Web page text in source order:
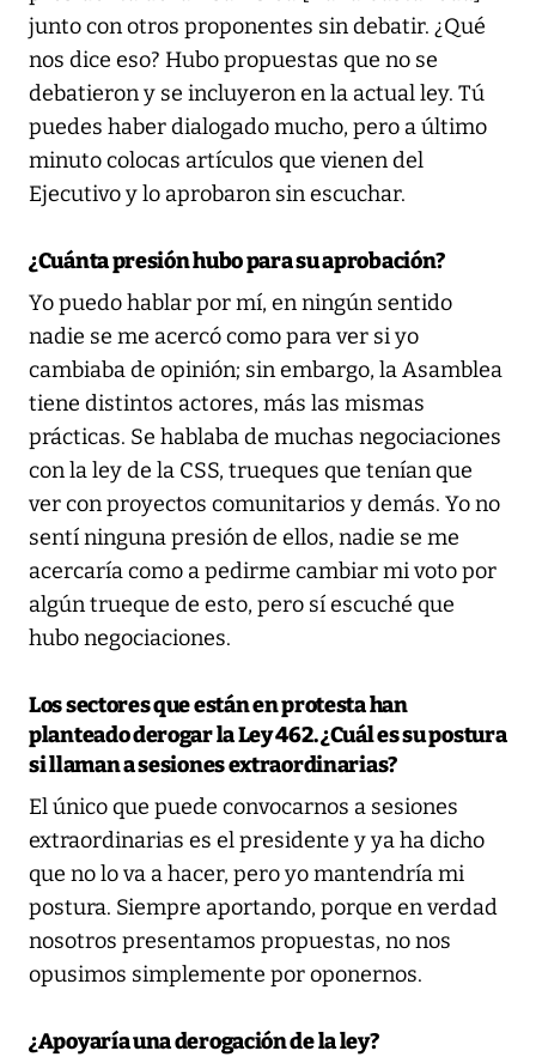
junto con otros proponentes sin debatir. ¿Qué
nos dice eso? Hubo propuestas que no se
debatieron y se incluyeron en la actual ley. Tú
puedes haber dialogado mucho, pero a último
minuto colocas artículos que vienen del
Ejecutivo y lo aprobaron sin escuchar.
¿Cuánta presión hubo para su aprobación?
Yo puedo hablar por mí, en ningún sentido
nadie se me acercó como para ver si yo
cambiaba de opinión; sin embargo, la Asamblea
tiene distintos actores, más las mismas
prácticas. Se hablaba de muchas negociaciones
con la ley de la CSS, trueques que tenían que
ver con proyectos comunitarios y demás. Yo no
sentí ninguna presión de ellos, nadie se me
acercaría como a pedirme cambiar mi voto por
algún trueque de esto, pero sí escuché que
hubo negociaciones.
Los sectores que están en protesta han
planteado derogar la Ley 462. ¿Cuál es su postura
si llaman a sesiones extraordinarias?
El único que puede convocarnos a sesiones
extraordinarias es el presidente y ya ha dicho
que no lo va a hacer, pero yo mantendría mi
postura. Siempre aportando, porque en verdad
nosotros presentamos propuestas, no nos
opusimos simplemente por oponernos.
¿Apoyaría una derogación de la ley?